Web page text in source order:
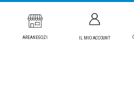
AREANEGOZI IL MIO ACCOUNT